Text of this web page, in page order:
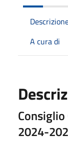
A cura di
2024-